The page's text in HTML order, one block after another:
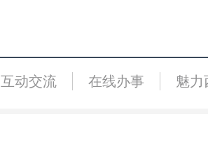
互动交流 在线办事 魅力